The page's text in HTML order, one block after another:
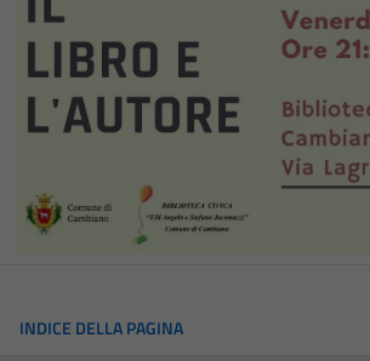
INDICE DELLA PAGINA